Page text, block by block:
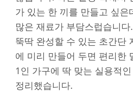
가 있는 한 끼를 만들고 싶
많은 재료가 부담스럽습니
뚝딱 완성할 수 있는 초간단
에 미리 만들어 두면 편리한
1인 가구에 딱 맞는 실용적
정리했습니다.